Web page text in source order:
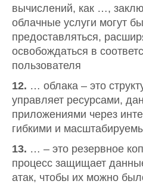
вычислений, как …,
облачные услуги могут
предоставляться,
освобождаться в
пользователя
12. … облака – это
управляет ресурсами,
приложениями через
гибкими и
13. … – это резервное
процесс защищает
атак, чтобы их можно